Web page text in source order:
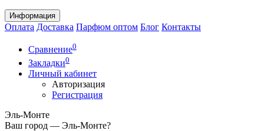
Информация
Оплата Доставка Парфюм оптом Блог Контакты
Сравнение0
Закладки0
Личный кабинет
Авторизация
Регистрация
Эль-Монте
Ваш город — Эль-Монте?